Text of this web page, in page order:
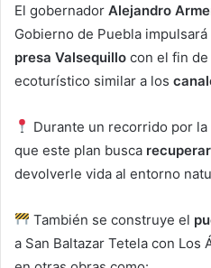
El gobernador Alejandro
Gobierno de Puebla impulsará
presa Valsequillo con el fin
ecoturístico similar a los
Durante un recorrido por
que este plan busca
devolverle vida al entorno
También se construye el
a San Baltazar Tetela con Los